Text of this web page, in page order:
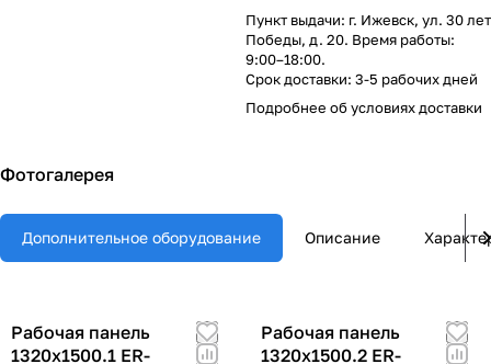
Пункт выдачи: г. Ижевск, ул. 30 лет
Победы, д. 20. Время работы:
9:00–18:00.
Срок доставки: 3-5 рабочих дней
Подробнее обусловиях доставки
Фотогалерея
Дополнительное оборудование Описание
Рабочая панель
1320х1500.1 ER-
Рабочая панель
1320х1500.2 ER-